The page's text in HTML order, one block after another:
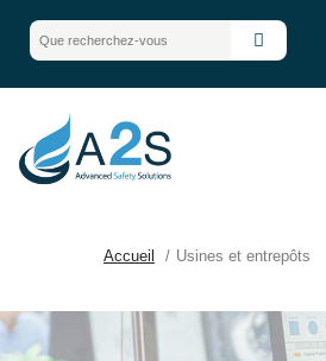
Accueil Usines et entrepôts